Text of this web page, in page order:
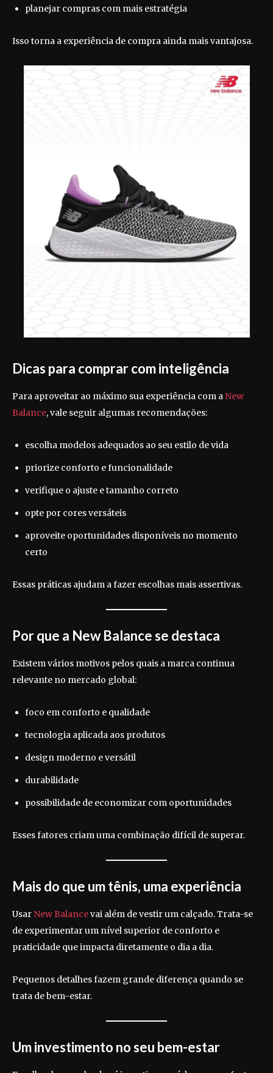
planejar compras com mais estratégia
Isso torna a experiência de compra ainda mais vantajosa.
Dicas para comprar com inteligência
Para aproveitar ao máximo sua experiência com a New
Balance, vale seguir algumas recomendações:
escolha modelos adequados ao seu estilo de vida
priorize conforto e funcionalidade
verifique o ajuste e tamanho correto
opte por cores versáteis
aproveite oportunidades disponíveis no momento
certo
Essas práticas ajudam a fazer escolhas mais assertivas.
Por que a New Balance se destaca
Existem vários motivos pelos quais a marca continua
relevante no mercado global:
foco em conforto e qualidade
tecnologia aplicada aos produtos
design moderno e versátil
durabilidade
possibilidade de economizar com oportunidades
Esses fatores criam uma combinação difícil de superar.
Mais do que um tênis, uma experiência
Usar New Balancevai além de vestir um calçado. Trata-se
de experimentar um nível superior de conforto e
praticidade que impacta diretamente o dia a dia.
Pequenos detalhes fazem grande diferença quando se
trata de bem-estar.
Um investimento no seu bem-estar